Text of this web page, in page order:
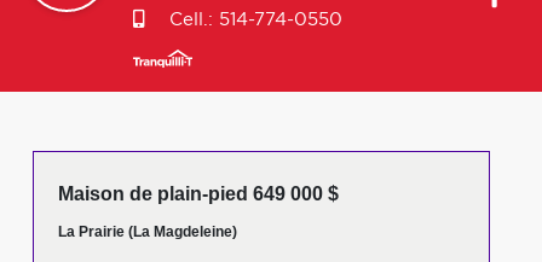
Cell.: 514-774-0550
Maison de plain-pied 649 000 $
La Prairie (La Magdeleine)